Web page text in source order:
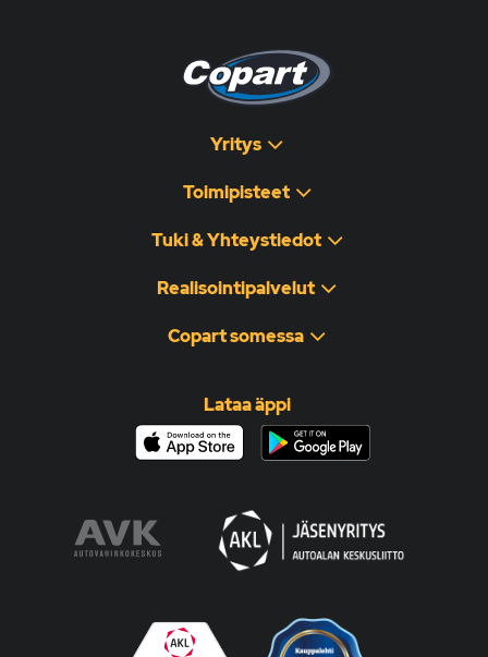
Yritys
Toimipisteet
Tuki & Yhteystiedot
Realisointipalvelut
Copart somessa
Lataa äppi